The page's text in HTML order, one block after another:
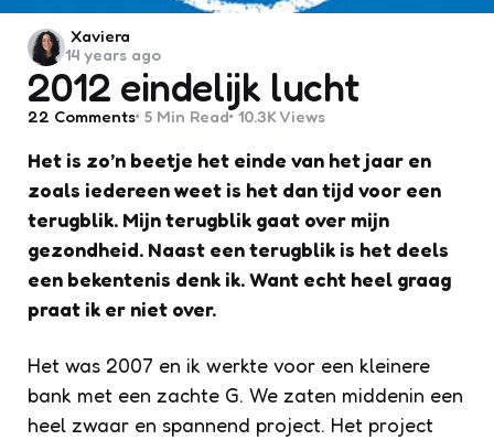
2012 eindelijk lucht
Posted
by
Xaviera
14 years ago
22 Comments 5 Min Read 10.3K Views
Het is zo’n beetje het einde van het jaar en
zoals iedereen weet is het dan tijd voor een
terugblik. Mijn terugblik gaat over mijn
gezondheid. Naast een terugblik is het deels
een bekentenis denk ik. Want echt heel graag
praat ik er niet over.
Het was 2007 en ik werkte voor een kleinere
bank met een zachte G. We zaten middenin een
heel zwaar en spannend project. Het project